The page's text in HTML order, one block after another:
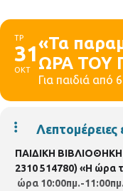
ΤΡ
31
ΟΚΤ
«Τα
ΩΡΑ ΤΟΥ
Για παιδιά από
ΠΑΙΔΙΚΗ
2310 514780) «Η ώρα
ώρα 10:00πμ.-11:00πμ.